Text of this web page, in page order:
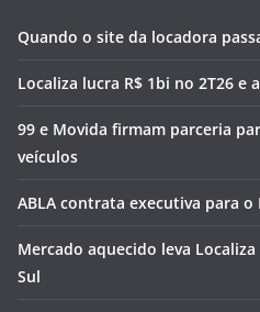
Quando o site da locadora
Localiza lucra R$ 1bi no 2T26 e
99 e Movida firmam parceria
veículos
ABLA contrata executiva para o
Mercado aquecido leva
Sul